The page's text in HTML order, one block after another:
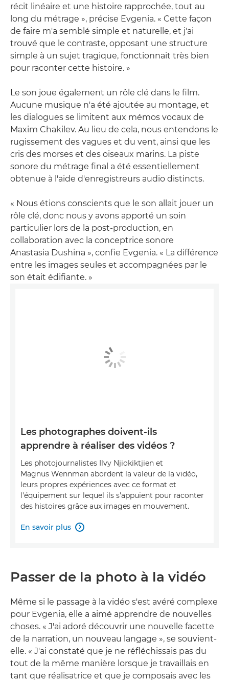
récit linéaire et une histoire rapprochée, tout au
long du métrage », précise Evgenia. « Cette façon
de faire m'a semblé simple et naturelle, et j'ai
trouvé que le contraste, opposant une structure
simple à un sujet tragique, fonctionnait très bien
pour raconter cette histoire. »
Le son joue également un rôle clé dans le film.
Aucune musique n'a été ajoutée au montage, et
les dialogues se limitent aux mémos vocaux de
Maxim Chakilev. Au lieu de cela, nous entendons le
rugissement des vagues et du vent, ainsi que les
cris des morses et des oiseaux marins. La piste
sonore du métrage final a été essentiellement
obtenue à l'aide d'enregistreurs audio distincts.
« Nous étions conscients que le son allait jouer un
rôle clé, donc nous y avons apporté un soin
particulier lors de la post-production, en
collaboration avec la conceptrice sonore
Anastasia Dushina », confie Evgenia. « La différence
entre les images seules et accompagnées par le
son était édifiante. »
Les photographes doivent-ils
apprendre à réaliser des vidéos ?
Les photojournalistes Ilvy Njiokiktjien et
Magnus Wennman abordent la valeur de la vidéo,
leurs propres expériences avec ce format et
l'équipement sur lequel ils s'appuient pour raconter
des histoires grâce aux images en mouvement.
En savoir plus 
Passer de la photo à la vidéo
Même si le passage à la vidéo s'est avéré complexe
pour Evgenia, elle a aimé apprendre de nouvelles
choses. « J'ai adoré découvrir une nouvelle facette
de la narration, un nouveau langage », se souvient-
elle. « J'ai constaté que je ne réfléchissais pas du
tout de la même manière lorsque je travaillais en
tant que réalisatrice et que je composais avec les